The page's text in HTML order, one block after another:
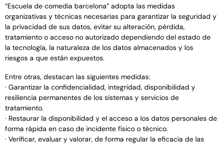
“Escuela de comedia barcelona” adopta las medidas
organizativas y técnicas necesarias para garantizar la seguridad y
la privacidad de sus datos, evitar su alteración, pérdida,
tratamiento o acceso no autorizado dependiendo del estado de
la tecnología, la naturaleza de los datos almacenados y los
riesgos a que están expuestos.
Entre otras, destacan las siguientes medidas:
· Garantizar la confidencialidad, integridad, disponibilidad y
resiliencia permanentes de los sistemas y servicios de
tratamiento.
· Restaurar la disponibilidad y el acceso a los datos personales de
forma rápida en caso de incidente físico o técnico.
· Verificar, evaluar y valorar, de forma regular la eficacia de las